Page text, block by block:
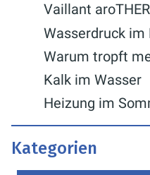
Vaillant
Wasserdruck im
Warum tropft
Kalk im Wasser
Heizung im
Kategorien